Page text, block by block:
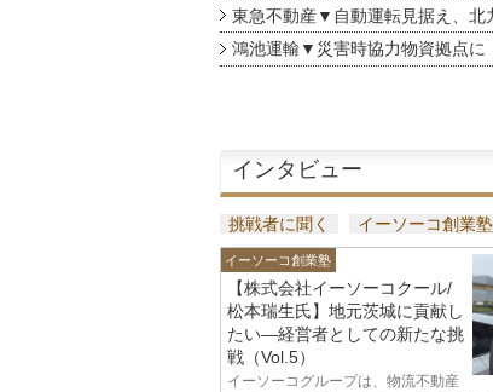
東急不動産▼自動運転見据え、北
鴻池運輸▼災害時協力物資拠点に
インタビュー
挑戦者に聞く イーソーコ創業塾
イーソーコ創業塾
【株式会社イーソーコクール/
松本瑞生氏】地元茨城に貢献し
たい—経営者としての新たな挑
戦（Vol.5）
イーソーコグループは、物流不動産